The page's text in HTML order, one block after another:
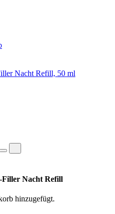
Nacht Refill, 50 ml
Nacht Refill
hinzugefügt.